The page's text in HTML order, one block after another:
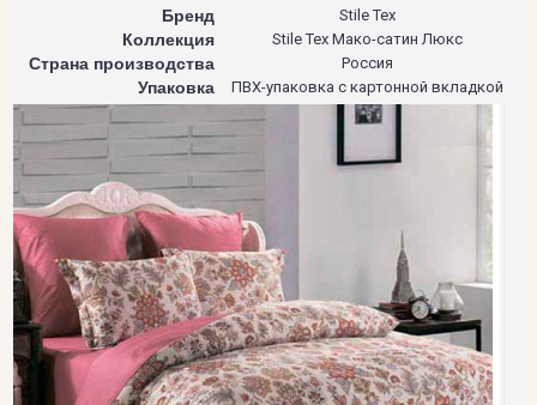
Бренд Stile Tex
Коллекция Stile Tex Мако-сатин Люкс
Страна производства Россия
Упаковка ПВХ-упаковка с картонной вкладкой